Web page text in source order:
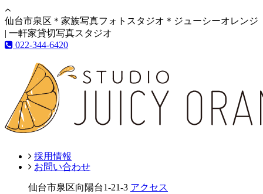
仙台市泉区＊家族写真フォトスタジオ＊ジューシーオレンジ
| 一軒家貸切写真スタジオ
022-344-6420
採用情報
お問い合わせ
仙台市泉区向陽台1-21-3 アクセス